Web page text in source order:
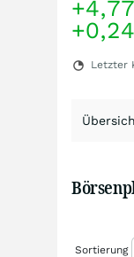
+4,77
Letzter
Sortierung